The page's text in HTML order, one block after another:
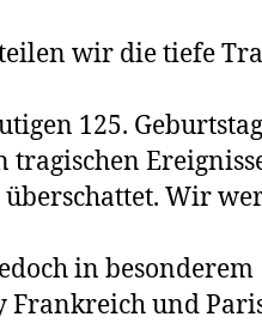
wir die tiefe
125. Geburtstag
tragischen
Wir
in besonderem
Frankreich und